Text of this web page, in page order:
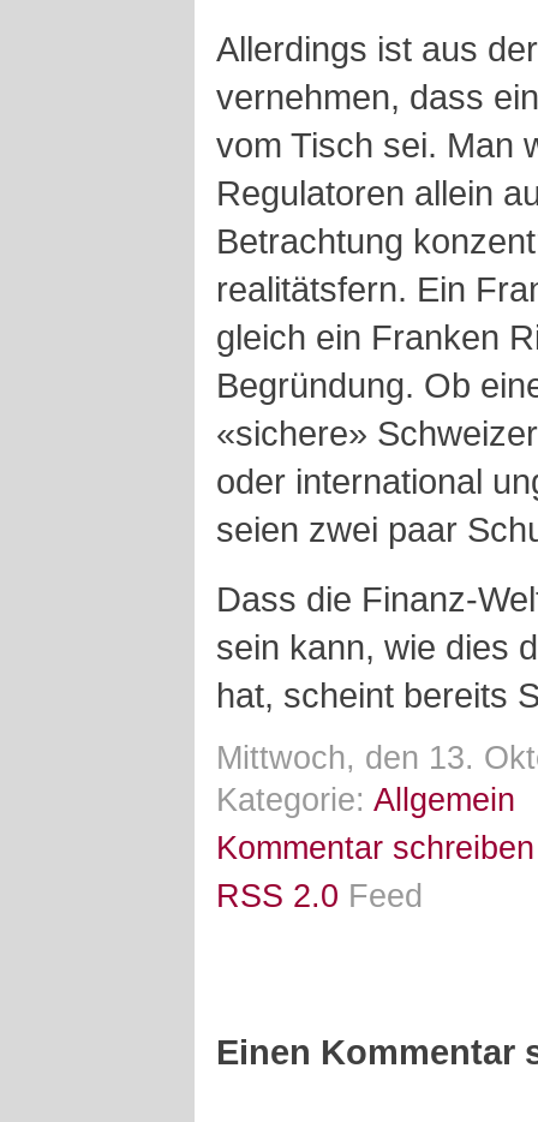
Allerdings ist aus
vernehmen, dass
vom Tisch sei. Man
Regulatoren allein
Betrachtung
realitätsfern. Ein
gleich ein Franken
Begründung. Ob
«sichere»
oder international
seien zwei paar
Dass die Finanz-
sein kann, wie dies
hat, scheint bereits
Mittwoch, den 13.
Kategorie: Allgemein
Kommentar schreiben
RSS 2.0 Feed
Einen Kommentar